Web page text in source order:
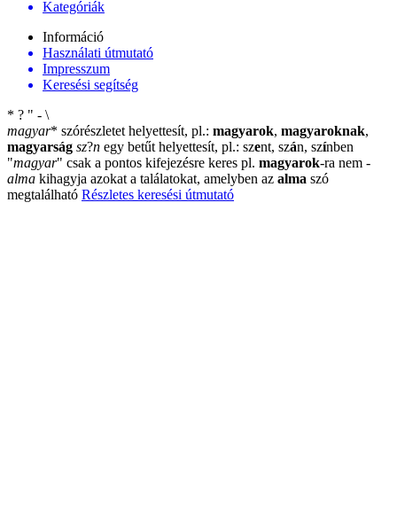
Kategóriák
Információ
Használati útmutató
Impresszum
Keresési segítség
* ? " - \
magyar* szórészletet helyettesít, pl.: magyarok, magyaroknak,
magyarság sz?n egy betűt helyettesít, pl.: szent, szán, színben
"magyar" csak a pontos kifejezésre keres pl. magyarok-ra nem -
alma kihagyja azokat a találatokat, amelyben az alma szó
megtalálható Részletes keresési útmutató